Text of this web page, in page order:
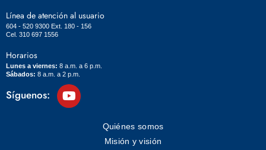
Línea de atención al usuario
604 - 520 9300 Ext. 180 - 156
Cel. 310 697 1556
Horarios
Lunes a viernes: 8 a.m. a 6 p.m.
Sábados: 8 a.m. a 2 p.m.
Síguenos:
Quiénes somos
Misión y visión